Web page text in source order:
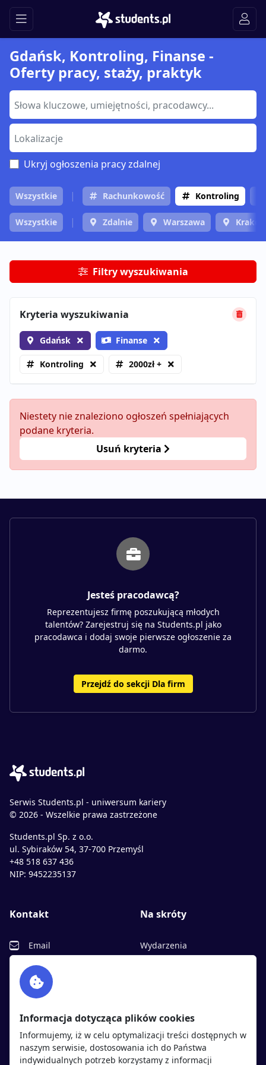
Gdańsk, Kontroling, Finanse -
Oferty pracy, staży, praktyk
Ukryj ogłoszenia pracy zdalnej
Wszystkie Rachunkowość Kontroling
Wszystkie Zdalnie Warszawa
Filtry wyszukiwania
Kryteria wyszukiwania
Gdańsk Finanse
Kontroling 2000zł +
Niestety nie znaleziono ogłoszeń spełniających
podane kryteria.
Usuń kryteria
Jesteś pracodawcą?
Reprezentujesz firmę poszukującą młodych
talentów? Zarejestruj się na Students.pl jako
pracodawca i dodaj swoje pierwsze ogłoszenie za
darmo.
Przejdź do sekcji Dla firm
Serwis Students.pl - uniwersum kariery
© 2026 - Wszelkie prawa zastrzeżone
Students.pl Sp. z o.o.
ul. Sybiraków 54, 37-700 Przemyśl
+48 518 637 436
NIP: 9452235137
Kontakt
Email
Facebook
Twitter
Na skróty
Wydarzenia
Polityka cookies
Polityka prywatności
Informacja dotycząca plików cookies
Informujemy, iż w celu optymalizacji treści dostępnych w
naszym serwisie, dostosowania ich do Państwa
indywidualnych potrzeb korzystamy z informacji